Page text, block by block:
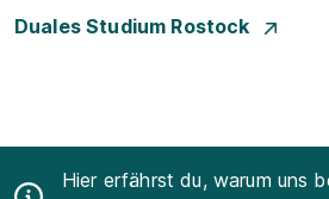
Duales Studium Rostock
Hier erfährst du, warum uns